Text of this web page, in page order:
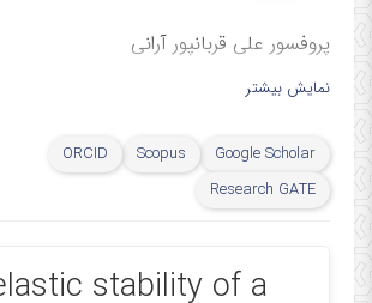
پروفسور علی قربانپور آرانی
نمایش بیشتر
Google Scholar
Scopus
ORCID
Research GATE
stability of a